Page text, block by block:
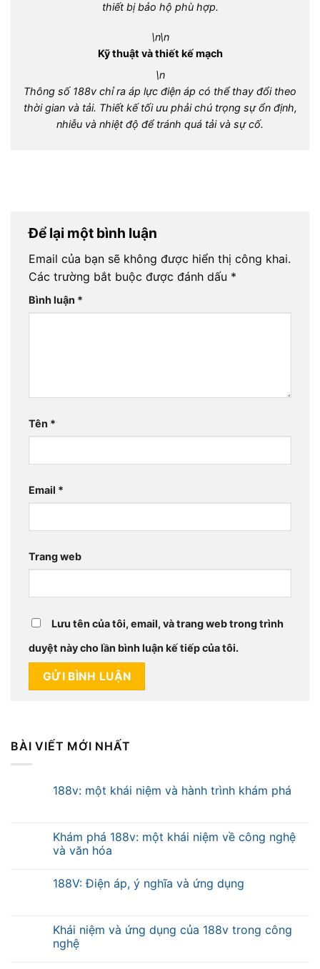
thiết bị bảo hộ phù hợp.
\n\n
Kỹ thuật và thiết kế mạch
\n
Thông số 188v chỉ ra áp lực điện áp có thể thay đổi theo
thời gian và tải. Thiết kế tối ưu phải chú trọng sự ổn định,
nhiễu và nhiệt độ để tránh quá tải và sự cố.
Để lại một bình luận
Email của bạn sẽ không được hiển thị công khai.
Các trường bắt buộc được đánh dấu *
Bình luận *
Tên *
Email *
Trang web
Lưu tên của tôi, email, và trang web trong trình
duyệt này cho lần bình luận kế tiếp của tôi.
BÀI VIẾT MỚI NHẤT
188v: một khái niệm và hành trình khám phá
Khám phá 188v: một khái niệm về công nghệ
và văn hóa
188V: Điện áp, ý nghĩa và ứng dụng
Khái niệm và ứng dụng của 188v trong công
nghệ